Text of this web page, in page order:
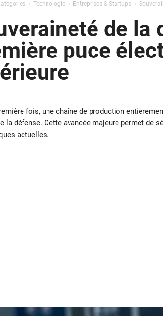
Technologie Entreprises & Startups
de la
puce
fois, une chaîne de production
la défense. Cette avancée majeure permet de
actuelles.